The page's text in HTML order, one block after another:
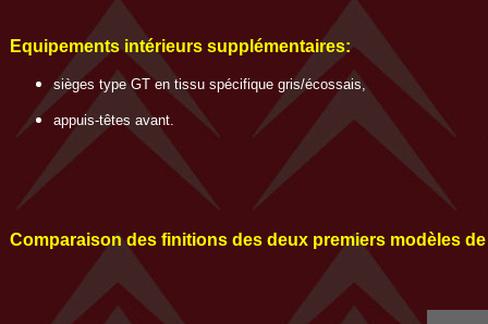
Equipements intérieurs supplémentaires:
sièges type GT en tissu spécifique gris/écossais,
appuis-têtes avant.
Comparaison des finitions des deux premiers modèles